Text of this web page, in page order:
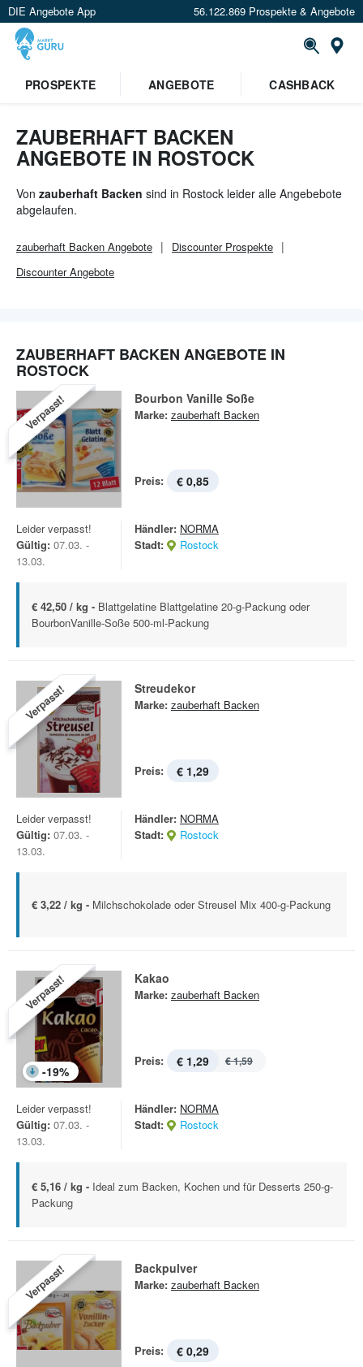
DIE Angebote App 56.122.869 Prospekte & Angebote
Standort festlegen
PROSPEKTE ANGEBOTE CASHBACK
ZAUBERHAFT BACKEN
ANGEBOTE IN ROSTOCK
Von zauberhaft Backen sind in Rostock leider alle Angebebote
abgelaufen.
zauberhaft Backen Angebote DiscounterProspekte
DiscounterAngebote
ZAUBERHAFT BACKEN ANGEBOTE IN
ROSTOCK
Verpasst! Bourbon Vanille Soße
Marke: zauberhaft Backen
Preis: € 0,85
Leider verpasst!
Gültig: 07.03. -
13.03.
Händler: NORMA
Stadt:
Rostock
€ 42,50 / kg - Blattgelatine Blattgelatine 20-g-Packung oder
BourbonVanille-Soße 500-ml-Packung
Verpasst! Streudekor
Marke: zauberhaft Backen
Preis: € 1,29
Leider verpasst!
Gültig: 07.03. -
13.03.
Händler: NORMA
Stadt:
Rostock
€ 3,22 / kg - Milchschokolade oder Streusel Mix 400-g-Packung
Verpasst!
-19%
Kakao
Marke: zauberhaft Backen
Preis: € 1,29 € 1,59
Leider verpasst!
Gültig: 07.03. -
13.03.
Händler: NORMA
Stadt:
Rostock
€ 5,16 / kg - Ideal zum Backen, Kochen und für Desserts 250-g-
Packung
Verpasst! Backpulver
Marke: zauberhaft Backen
Preis: € 0,29